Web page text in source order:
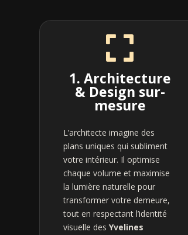

1. Architecture
& Design sur-
mesure
L’architecte imagine des
plans uniques qui subliment
votre intérieur. Il optimise
chaque volume et maximise
la lumière naturelle pour
transformer votre demeure,
tout en respectant l’identité
visuelle desYvelines